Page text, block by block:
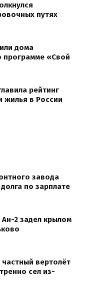
путях
дома
программе «Свой
рейтинг
жилья в России
завода
по зарплате
Ан-2 задел крылом
частный вертолёт
сел из-